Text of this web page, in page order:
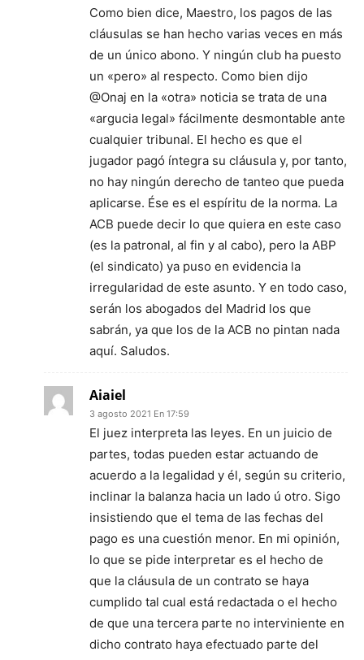
Como bien dice, Maestro, los pagos de las
cláusulas se han hecho varias veces en más
de un único abono. Y ningún club ha puesto
un «pero» al respecto. Como bien dijo
@Onaj en la «otra» noticia se trata de una
«argucia legal» fácilmente desmontable ante
cualquier tribunal. El hecho es que el
jugador pagó íntegra su cláusula y, por tanto,
no hay ningún derecho de tanteo que pueda
aplicarse. Ése es el espíritu de la norma. La
ACB puede decir lo que quiera en este caso
(es la patronal, al fin y al cabo), pero la ABP
(el sindicato) ya puso en evidencia la
irregularidad de este asunto. Y en todo caso,
serán los abogados del Madrid los que
sabrán, ya que los de la ACB no pintan nada
aquí. Saludos.
Aiaiel
3 agosto 2021 En 17:59
El juez interpreta las leyes. En un juicio de
partes, todas pueden estar actuando de
acuerdo a la legalidad y él, según su criterio,
inclinar la balanza hacia un lado ú otro. Sigo
insistiendo que el tema de las fechas del
pago es una cuestión menor. En mi opinión,
lo que se pide interpretar es el hecho de
que la cláusula de un contrato se haya
cumplido tal cual está redactada o el hecho
de que una tercera parte no interviniente en
dicho contrato haya efectuado parte del